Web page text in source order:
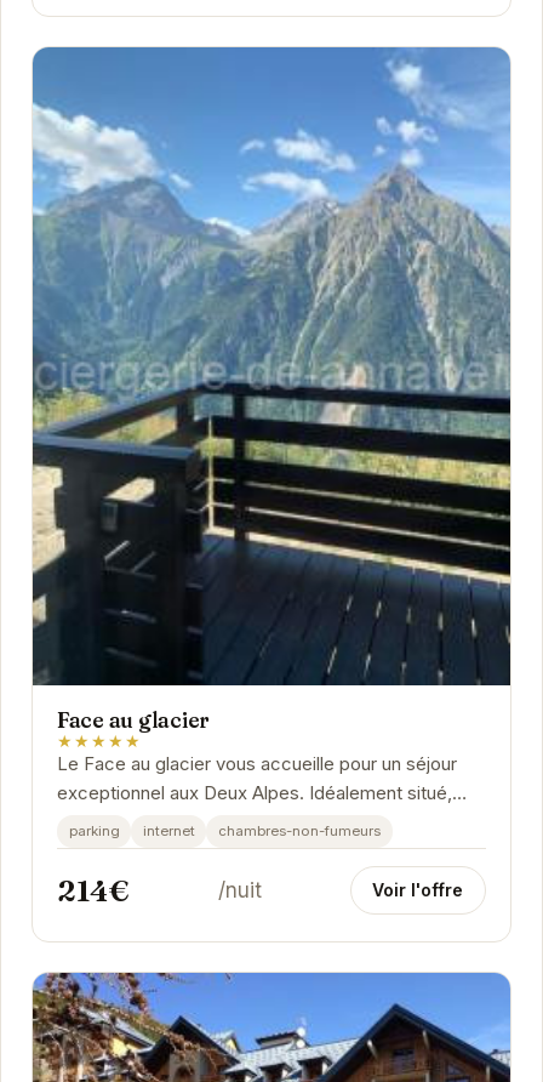
Face au glacier
★★★★★
Le Face au glacier vous accueille pour un séjour
exceptionnel aux Deux Alpes. Idéalement situé,
l'établissement permet un accès rapide aux...
parking internet chambres-non-fumeurs
214€ /nuit Voir l'offre